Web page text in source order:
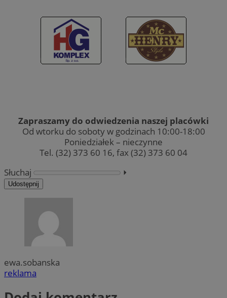
Zapraszamy do odwiedzenia naszej placówki
Od wtorku do soboty w godzinach 10:00-18:00
Poniedziałek – nieczynne
Tel. (32) 373 60 16, fax (32) 373 60 04
Słuchaj
⏵︎
Udostępnij
ewa.sobanska
reklama